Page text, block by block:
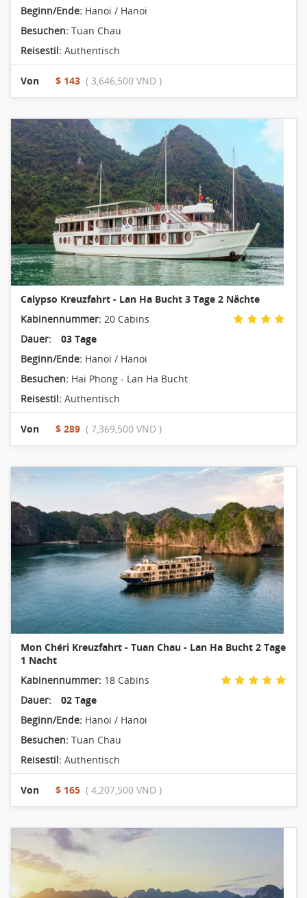
Beginn/Ende: Hanoi / Hanoi
Besuchen: Tuan Chau
Reisestil: Authentisch
Von $ 143 ( 3,646,500 VND )
Calypso Kreuzfahrt - Lan Ha Bucht 3 Tage 2 Nächte
Kabinennummer: 20 Cabins
Dauer:
03 Tage
Beginn/Ende: Hanoi / Hanoi
Besuchen: Hai Phong - Lan Ha Bucht
Reisestil: Authentisch
Von $ 289 ( 7,369,500 VND )
Mon Chéri Kreuzfahrt - Tuan Chau - Lan Ha Bucht 2 Tage
1 Nacht
Kabinennummer: 18 Cabins
Dauer:
02 Tage
Beginn/Ende: Hanoi / Hanoi
Besuchen: Tuan Chau
Reisestil: Authentisch
Von $ 165 ( 4,207,500 VND )